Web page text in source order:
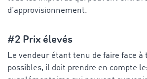
d’approvisionnement.
#2 Prix élevés
Le vendeur étant tenu de faire face à
possibles, il doit prendre en compte